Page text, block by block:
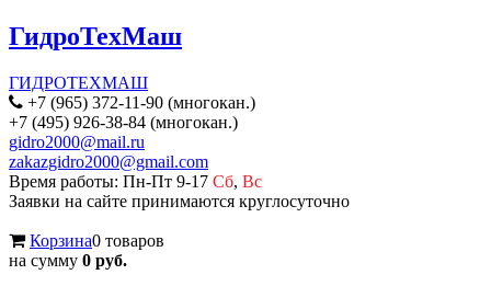
ГидроТехМаш
ГИДРОТЕХМАШ
+7 (965) 372-11-90 (многокан.)
+7 (495) 926-38-84 (многокан.)
gidro2000@mail.ru
zakazgidro2000@gmail.com
Время работы: Пн-Пт 9-17 Сб, Вс
Заявки на сайте принимаются круглосуточно
Корзина0 товаров
на сумму 0 руб.